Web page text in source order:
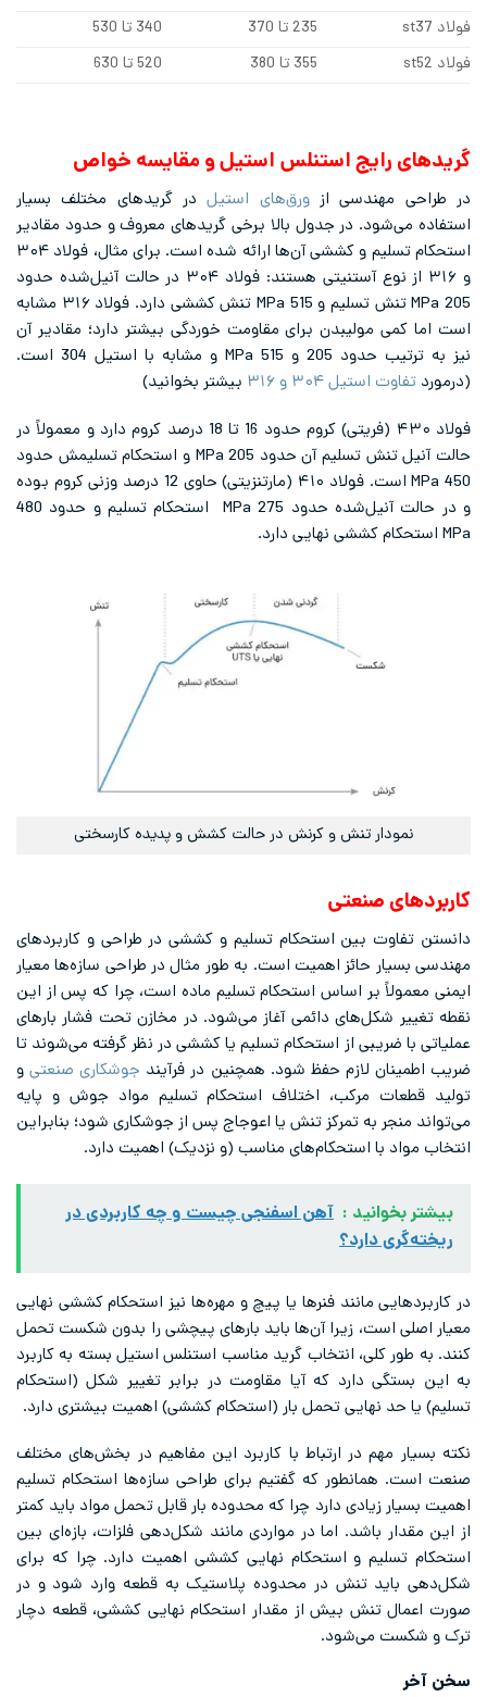
فولاد st37
235 تا 370
340 تا 530
فولاد st52
355 تا 380 520 تا 630
گریدهای رایج استنلس استیل و مقایسه خواص
در طراحی مهندسی ازورق‌های استیلدر گریدهای مختلف بسیار
استفاده می‌شود. در جدول بالا برخی گریدهای معروف و حدود مقادیر
استحکام تسلیم و کششی آن‌ها ارائه شده است. برای مثال، فولاد ۳۰۴
و ۳۱۶ از نوع آستنیتی هستند: فولاد ۳۰۴ در حالت آنیل‌شده حدود
205 MPa تنش تسلیم و 515 MPa تنش کششی دارد. فولاد ۳۱۶ مشابه
است اما کمی مولیبدن برای مقاومت خوردگی بیشتر دارد؛ مقادیر آن
نیز به ترتیب حدود 205 و 515 MPa و مشابه با استیل 304 است.
(درمورد تفاوت استیل ۳۰۴ و ۳۱۶
بیشتر بخوانید)
فولاد ۴۳۰ (فریتی) کروم حدود 16 تا 18 درصد کروم دارد و معمولاً در
حالت آنیل تنش تسلیم آن حدود 205 MPa و استحکام تسلیمش حدود
450 MPa است. فولاد ۴۱۰ (مارتنزیتی) حاوی 12 درصد وزنی کروم بوده
و در حالت آنیل‌شده حدود 275 MPa استحکام تسلیم و حدود 480
MPa استحکام کششی نهایی دارد.
نمودار تنش و کرنش در حالت کشش و پدیده کارسختی
کاربردهای صنعتی
دانستن تفاوت بین استحکام تسلیم و کششی در طراحی و کاربردهای
مهندسی بسیار حائز اهمیت است. به طور مثال در طراحی سازه‌ها معیار
ایمنی معمولاً بر اساس استحکام تسلیم ماده است، چرا که پس از این
نقطه تغییر شکل‌های دائمی آغاز می‌شود. در مخازن تحت فشار بارهای
عملیاتی با ضریبی از استحکام تسلیم یا کششی در نظر گرفته می‌شوند تا
ضریب اطمینان لازم حفظ شود. همچنین در فرآیند جوشکاری صنعتیو
تولید قطعات مرکب، اختلاف استحکام تسلیم مواد جوش و پایه
می‌تواند منجر به تمرکز تنش یا اعوجاج پس از جوشکاری شود؛ بنابراین
انتخاب مواد با استحکام‌های مناسب (و نزدیک) اهمیت دارد.
بیشتر بخوانید : آهن اسفنجی چیست و چه کاربردی در
ریخته‌گری دارد؟
در کاربردهایی مانند فنرها یا پیچ و مهره‌ها نیز استحکام کششی نهایی
معیار اصلی است، زیرا آن‌ها باید بارهای پیچشی را بدون شکست تحمل
کنند. به طور کلی، انتخاب گرید مناسب استنلس استیل بسته به کاربرد
به این بستگی دارد که آیا مقاومت در برابر تغییر شکل (استحکام
تسلیم) یا حد نهایی تحمل بار (استحکام کششی) اهمیت بیشتری دارد.
نکته بسیار مهم در ارتباط با کاربرد این مفاهیم در بخش‌های مختلف
صنعت است. همانطور که گفتیم برای طراحی سازه‌ها استحکام تسلیم
اهمیت بسیار زیادی دارد چرا که محدوده بار قابل تحمل مواد باید کمتر
از این مقدار باشد. اما در مواردی مانند شکل‌دهی فلزات، بازه‌ای بین
استحکام تسلیم و استحکام نهایی کششی اهمیت دارد. چرا که برای
شکل‌دهی باید تنش در محدوده پلاستیک به قطعه وارد شود و در
صورت اعمال تنش بیش از مقدار استحکام نهایی کششی، قطعه دچار
ترک و شکست می‌شود.
سخن آخر